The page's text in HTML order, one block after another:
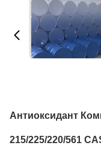
Антиоксидант
215/225/220/561